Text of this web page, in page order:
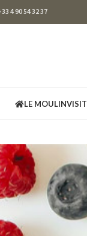
4 90 54 32 37
LE MOULIN